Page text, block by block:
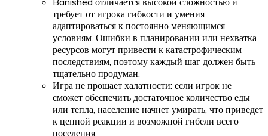
требует от игрока гибкости и умения
адаптироваться к постоянно меняющимся
условиям. Ошибки в планировании или нехватка
ресурсов могут привести к катастрофическим
последствиям, поэтому каждый шаг должен быть
тщательно продуман.
Игра не прощает халатности: если игрок не
сможет обеспечить достаточное количество еды
или тепла, население начнет умирать, что приведет
к цепной реакции и возможной гибели всего
поселения.